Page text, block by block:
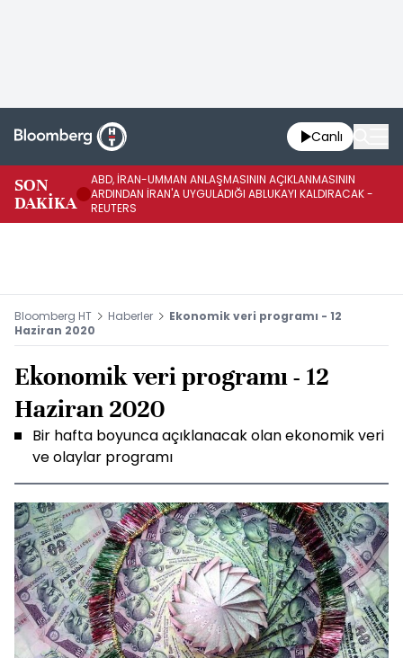
Canlı
SON
DAKİKA
ABD, İRAN-UMMAN ANLAŞMASININ AÇIKLANMASININ
ARDINDAN İRAN'A UYGULADIĞI ABLUKAYI KALDIRACAK -
REUTERS
Bloomberg HT Haberler
Ekonomik veri programı - 12
Haziran 2020
Ekonomik veri programı - 12
Haziran 2020
Bir hafta boyunca açıklanacak olan ekonomik veri
ve olaylar programı